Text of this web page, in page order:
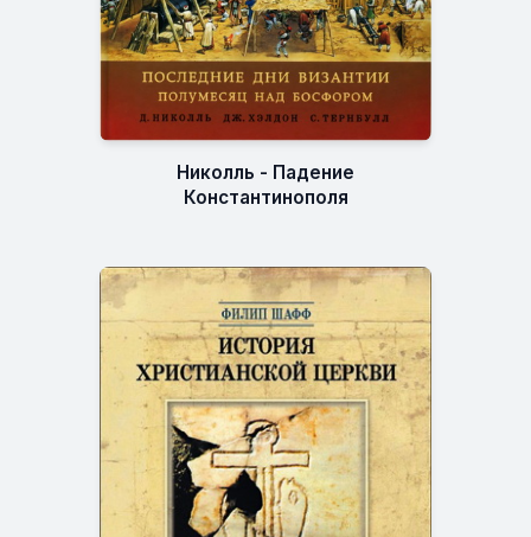
Николль - Падение
Константинополя